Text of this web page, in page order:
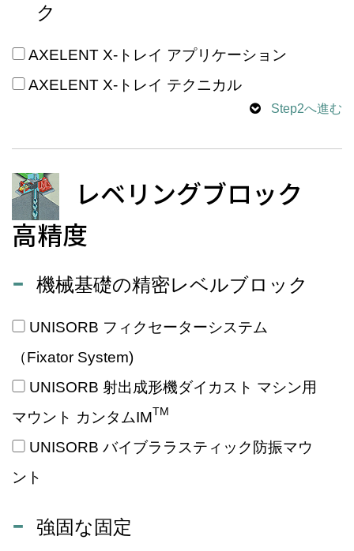
ク
AXELENT X-トレイ アプリケーション
AXELENT X-トレイ テクニカル
Step2へ進む
レベリングブロック
高精度
機械基礎の精密レベルブロック
UNISORB フィクセーターシステム
（Fixator System)
UNISORB 射出成形機ダイカスト マシン用
マウント カンタムIMTM
UNISORB バイブララスティック防振マウ
ント
強固な固定